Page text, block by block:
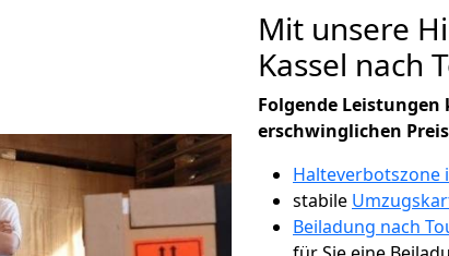
Mit unsere
Kassel nach
Folgende Leistungen
erschwinglichen
Halteverbotszone
stabile
Beiladung nach